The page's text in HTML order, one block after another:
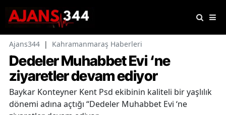
Ajans344 | Kahramanmaraş Haberleri
Dedeler Muhabbet Evi ‘ne
ziyaretler devam ediyor
Baykar Konteyner Kent Psd ekibinin kaliteli bir yaşlılık
dönemi adına açtığı “Dedeler Muhabbet Evi ‘ne